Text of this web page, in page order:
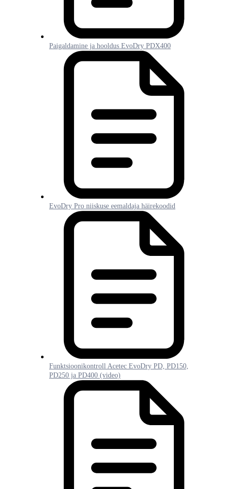
Paigaldamine ja hooldus EvoDry PDX400
EvoDry Pro niiskuse eemaldaja häirekoodid
Funktsioonikontroll Acetec EvoDry PD, PD150,
PD250 ja PD400 (video)